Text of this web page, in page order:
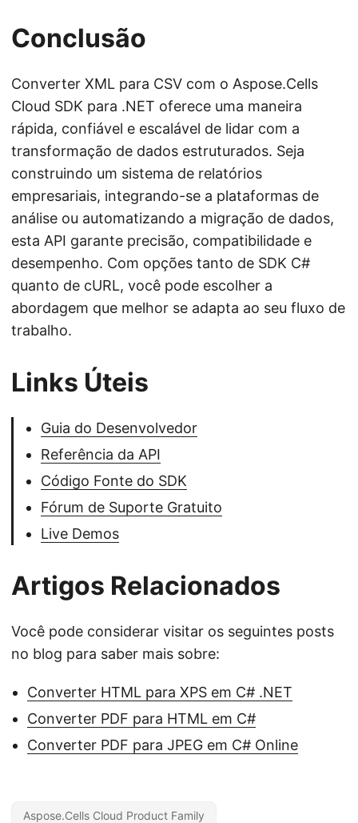
Conclusão
Converter XML para CSV com o Aspose.Cells
Cloud SDK para .NET oferece uma maneira
rápida, confiável e escalável de lidar com a
transformação de dados estruturados. Seja
construindo um sistema de relatórios
empresariais, integrando-se a plataformas de
análise ou automatizando a migração de dados,
esta API garante precisão, compatibilidade e
desempenho. Com opções tanto de SDK C#
quanto de cURL, você pode escolher a
abordagem que melhor se adapta ao seu fluxo de
trabalho.
Links Úteis
Guia do Desenvolvedor
Referência da API
Código Fonte do SDK
Fórum de Suporte Gratuito
Live Demos
Artigos Relacionados
Você pode considerar visitar os seguintes posts
no blog para saber mais sobre:
Converter HTML para XPS em C# .NET
Converter PDF para HTML em C#
Converter PDF para JPEG em C# Online
Aspose.Cells Cloud Product Family